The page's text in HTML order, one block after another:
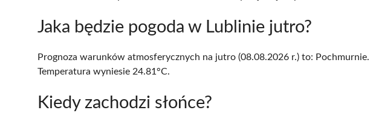
Jaka będzie pogoda w Lublinie jutro?
Prognoza warunków atmosferycznych na jutro (08.08.2026 r.) to: Pochmurnie.
Temperatura wyniesie 24.81°C.
Kiedy zachodzi słońce?